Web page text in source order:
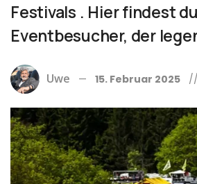
Festivals . Hier findest
Eventbesucher, der
Uwe 15. Februar 2025